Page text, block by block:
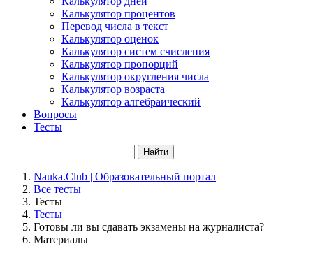
Калькулятор процентов
Перевод числа в текст
Калькулятор оценок
Калькулятор систем счисления
Калькулятор пропорций
Калькулятор округления числа
Калькулятор возраста
Калькулятор алгебраический
Вопросы
Тесты
Найти
Nauka.Club | Образовательный портал
Все тесты
Тесты
Тесты
Готовы ли вы сдавать экзамены на журналиста?
Материалы